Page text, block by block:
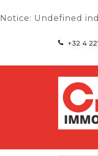
Notice: Undefined
+32 4